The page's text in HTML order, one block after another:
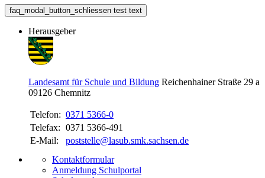
faq_modal_button_schliessen test text
Herausgeber
Landesamt für Schule und Bildung Reichenhainer Straße 29 a
09126 Chemnitz
Telefon: 0371 5366-0
Telefax: 0371 5366-491
E-Mail:
poststelle@lasub.smk.sachsen.de
Kontaktformular
Anmeldung Schulportal